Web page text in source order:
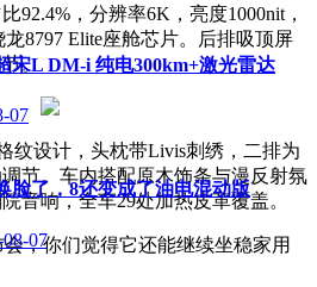
92.4%，分辨率6K，亮度1000nit，
8797 Elite座舱芯片。后排吸顶屏
。
纹设计，头枕带Livis刺绣，二排为
节。车内搭配原木饰条与漫反射氛
音响，全车29处加热皮革覆盖。
，你们觉得它还能继续坐稳家用
宋L DM-i 纯电300km+激光雷达
07
脸了，8还变成了油电混动版
07